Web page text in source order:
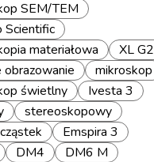
SEM/TEM
Scientific
materiałowa
XL G2
obrazowanie
mikroskop
świetlny
Ivesta 3
stereoskopowy
Emspira 3
DM4
DM6 M